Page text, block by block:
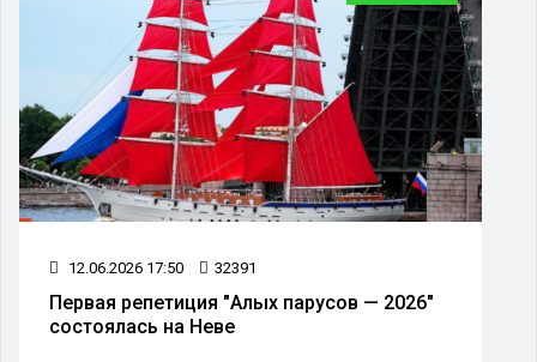
12.06.2026 17:50 32391
Первая репетиция "Алых парусов — 2026"
состоялась на Неве